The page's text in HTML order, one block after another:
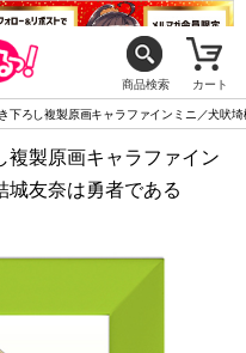
商品検索 カート
下ろし複製原画キャラファインミニ／犬吠
複製原画キャラファイン
城友奈は勇者である